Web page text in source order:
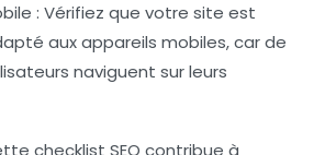
: Vérifiez que votre site est
aux appareils mobiles, car de
naviguent sur leurs